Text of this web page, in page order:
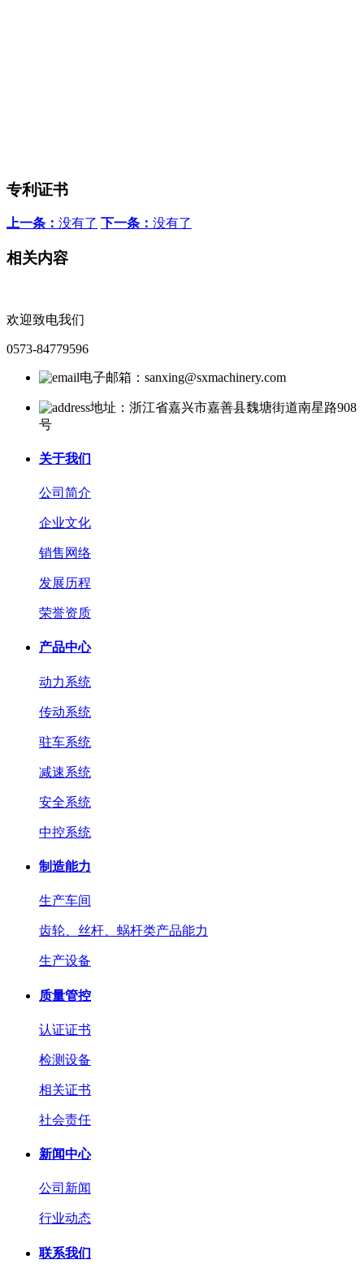
专利证书
上一条： 没有了 下一条： 没有了
相关内容
欢迎致电我们
0573-84779596
电子邮箱：sanxing@sxmachinery.com
地址：浙江省嘉兴市嘉善县魏塘街道南星路908
号
关于我们
公司简介
企业文化
销售网络
发展历程
荣誉资质
产品中心
动力系统
传动系统
驻车系统
减速系统
安全系统
中控系统
制造能力
生产车间
齿轮、丝杆、蜗杆类产品能力
生产设备
质量管控
认证证书
检测设备
相关证书
社会责任
新闻中心
公司新闻
行业动态
联系我们